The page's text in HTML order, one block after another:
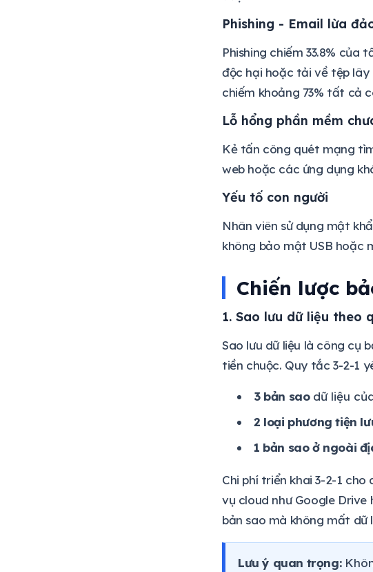
Phishing - Email lừa
Phishing chiếm 33.8%
độc hại hoặc tải về tệp lây
chiếm khoảng 73% tất cả
Lỗ hổng phần mềm
Kẻ tấn công quét mạng
web hoặc các ứng dụng
Yếu tố con người
Nhân viên sử dụng mật
không bảo mật USB hoặc
Chiến lược
1. Sao lưu dữ liệu theo
Sao lưu dữ liệu là công cụ
tiền chuộc. Quy tắc 3-2-1
3 bản saodữ liệu
2 loại phương tiện
1 bản sao ở ngoài
Chi phí triển khai 3-2-1
vụ cloud như Google
bản sao mà không mất dữ
Lưu ý quan trọng: